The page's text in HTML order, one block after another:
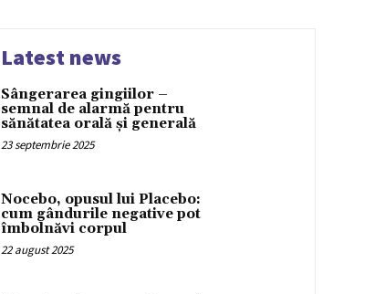
Latest news
Sângerarea gingiilor –
semnal de alarmă pentru
sănătatea orală și generală
23 septembrie 2025
Nocebo, opusul lui Placebo:
cum gândurile negative pot
îmbolnăvi corpul
22 august 2025